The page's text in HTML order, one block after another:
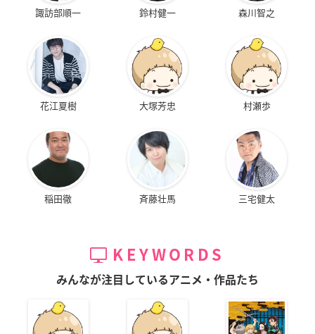
諏訪部順一 鈴村健一 森川智之
花江夏樹 大塚芳忠 村瀬歩
稲田徹 斉藤壮馬 三宅健太
KEYWORDS
みんなが注目しているアニメ・作品たち